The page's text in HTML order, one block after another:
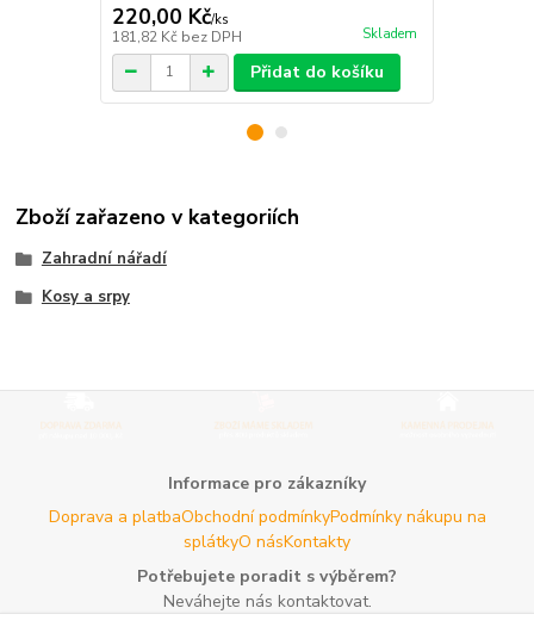
220,00 Kč/ks
181,82 Kč bez DPH Skladem
Přidat do košíku
Zboží zařazeno v kategoriích
Zahradní nářadí
Kosy a srpy
Informace pro zákazníky
Doprava a platbaObchodní podmínkyPodmínky nákupu na
splátkyO násKontakty
Potřebujete poradit s výběrem?
Neváhejte nás kontaktovat.